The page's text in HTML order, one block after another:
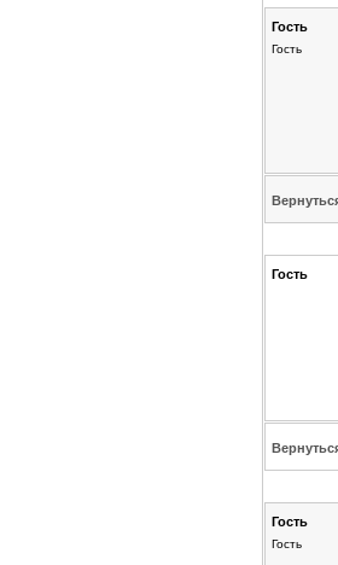
Гость
Гость
Гость
Гость
Гость